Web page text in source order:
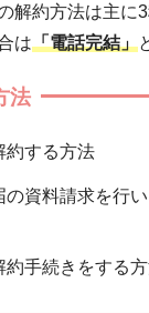
解約方法は主に
は「電話完結」
法
約する方法
の資料請求を行
約手続きをする